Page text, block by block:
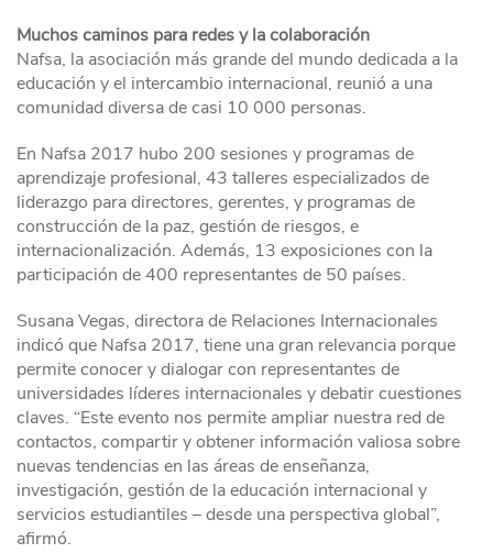
Muchos caminos para redes y la colaboración
Nafsa, la asociación más grande del mundo dedicada a la
educación y el intercambio internacional, reunió a una
comunidad diversa de casi 10 000 personas.
En Nafsa 2017 hubo 200 sesiones y programas de
aprendizaje profesional, 43 talleres especializados de
liderazgo para directores, gerentes, y programas de
construcción de la paz, gestión de riesgos, e
internacionalización. Además, 13 exposiciones con la
participación de 400 representantes de 50 países.
Susana Vegas, directora de Relaciones Internacionales
indicó que Nafsa 2017, tiene una gran relevancia porque
permite conocer y dialogar con representantes de
universidades líderes internacionales y debatir cuestiones
claves. “Este evento nos permite ampliar nuestra red de
contactos, compartir y obtener información valiosa sobre
nuevas tendencias en las áreas de enseñanza,
investigación, gestión de la educación internacional y
servicios estudiantiles – desde una perspectiva global”,
afirmó.